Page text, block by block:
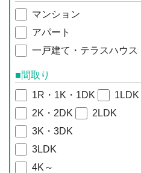
マンション
アパート
一戸建て・テラスハウス
■間取り
1R・1K・1DK
1LDK
2K・2DK
2LDK
3K・3DK
3LDK
4K～